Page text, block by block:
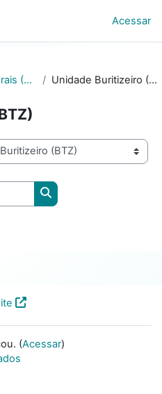
Acessar
Minas Gerais (MG) Unidade Buritizeiro (BTZ)
Buscar processos
(Acessar)